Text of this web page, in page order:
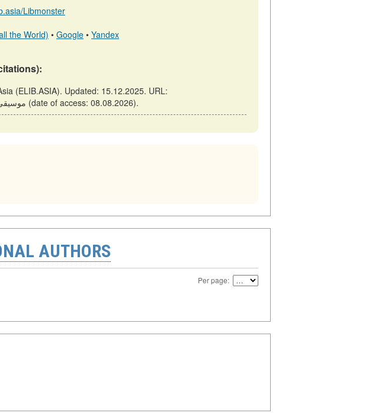
Libmonster
the World) • Google • Yandex
https://elib.asia/m/articles/view/موسيقى-روسية-في-أوروبا (date of access: 08.08.2026).
AUTHORS
Per page: